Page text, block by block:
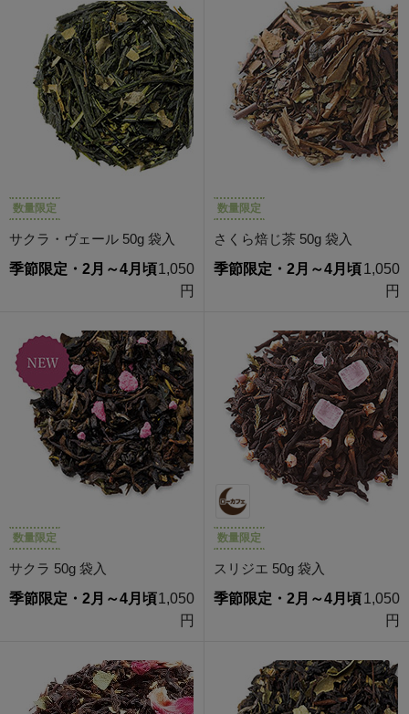
数量限定
サクラ・ヴェール 50g 袋入
季節限定・2月～4月頃1,050
円
数量限定
さくら焙じ茶 50g 袋入
季節限定・2月～4月頃1,050
円
数量限定
サクラ 50g 袋入
季節限定・2月～4月頃1,050
円
数量限定
スリジエ 50g 袋入
季節限定・2月～4月頃1,050
円